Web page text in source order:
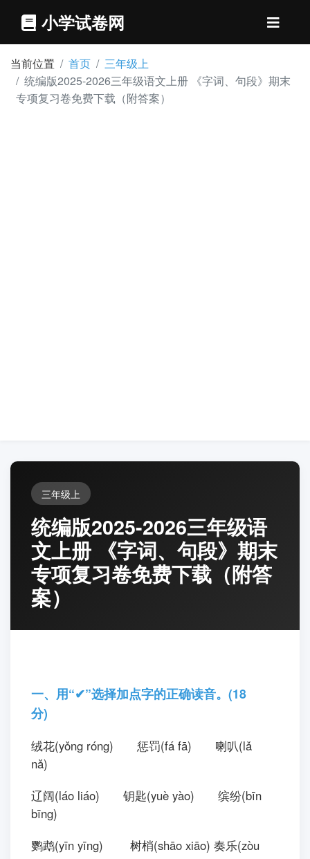
小学试卷网
当前位置 首页
三年级上
统编版2025-2026三年级语文上册 《字词、句段》期末
专项复习卷免费下载（附答案）
三年级上
统编版2025-2026三年级语
文上册 《字词、句段》期末
专项复习卷免费下载（附答
案）
一、用“✔”选择加点字的正确读音。(18
分)
绒花(yǒng róng) 惩罚(fá fā) 喇叭(lǎ
nǎ)
辽阔(láo liáo) 钥匙(yuè yào) 缤纷(bīn
bīng)
鹦鹉(yīn yīng) 树梢(shāo xiāo) 奏乐(zòu